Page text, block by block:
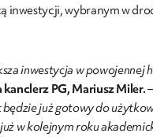
inwestycji, wybranym w
inwestycja w
PG, Mariusz Miler.
już gotowy do
w kolejnym roku